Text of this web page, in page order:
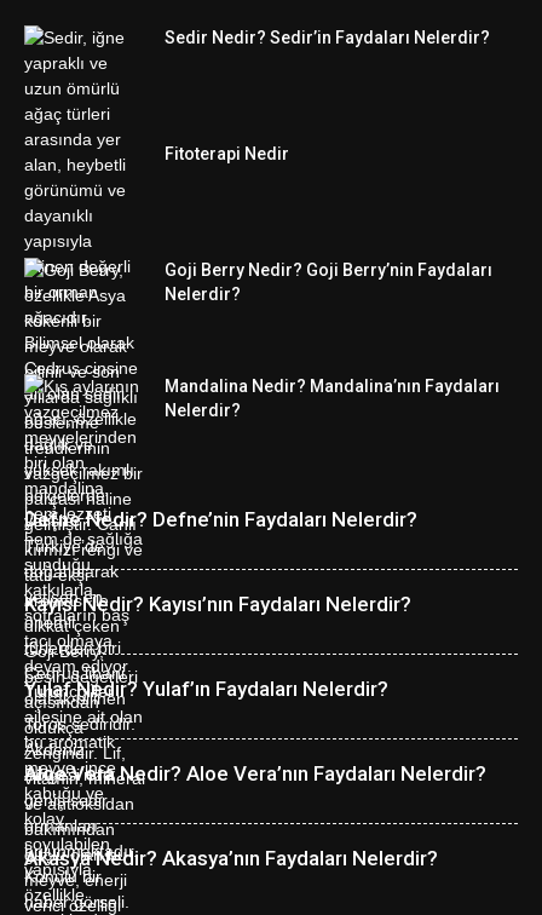
Sedir Nedir? Sedir’in Faydaları Nelerdir?
Fitoterapi Nedir
Goji Berry Nedir? Goji Berry’nin Faydaları
Nelerdir?
Mandalina Nedir? Mandalina’nın Faydaları
Nelerdir?
Defne Nedir? Defne’nin Faydaları Nelerdir?
Kayısı Nedir? Kayısı’nın Faydaları Nelerdir?
Yulaf Nedir? Yulaf’ın Faydaları Nelerdir?
Aloe Vera Nedir? Aloe Vera’nın Faydaları Nelerdir?
Akasya Nedir? Akasya’nın Faydaları Nelerdir?